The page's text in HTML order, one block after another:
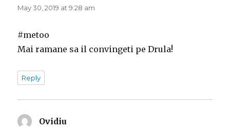
May 30, 2019 at 9:28 am
#metoo
Mai ramane sa il convingeti pe Drula!
Reply
Ovidiu